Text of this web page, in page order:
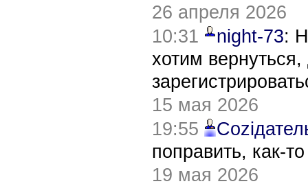
26 апреля 2026
10:31
night-73:
хотим
15 мая 2026
19:55
поправить, как-
19 мая 2026